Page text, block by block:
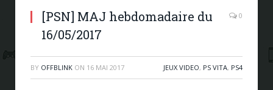
[PSN] MAJ hebdomadaire du
16/05/2017
0
BY OFFBLINK ON 16 MAI 2017 JEUX VIDEO, PS VITA, PS4